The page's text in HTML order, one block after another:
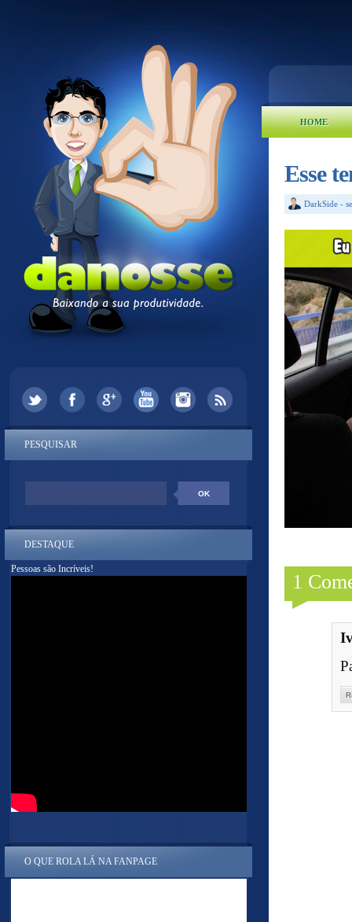
HOME
Esse
DarkSide -
1
PESQUISAR
DESTAQUE
Pessoas são Incríveis!
O QUE ROLA LÁ NA FANPAGE